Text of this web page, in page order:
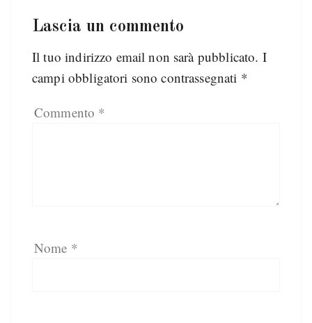
Lascia un commento
Il tuo indirizzo email non sarà pubblicato. I
campi obbligatori sono contrassegnati *
Commento *
Nome *